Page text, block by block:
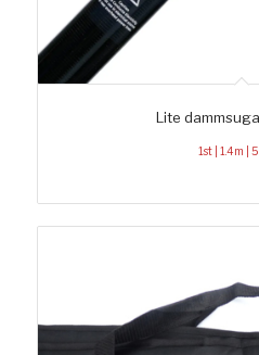
Lite
1st | 1.4m |